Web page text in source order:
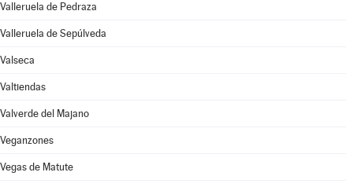
Valleruela de Pedraza
Valleruela de Sepúlveda
Valseca
Valtiendas
Valverde del Majano
Veganzones
Vegas de Matute